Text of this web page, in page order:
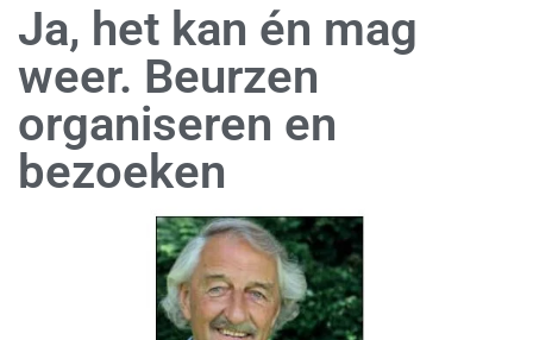
Ja, het kan én mag
weer. Beurzen
organiseren en
bezoeken